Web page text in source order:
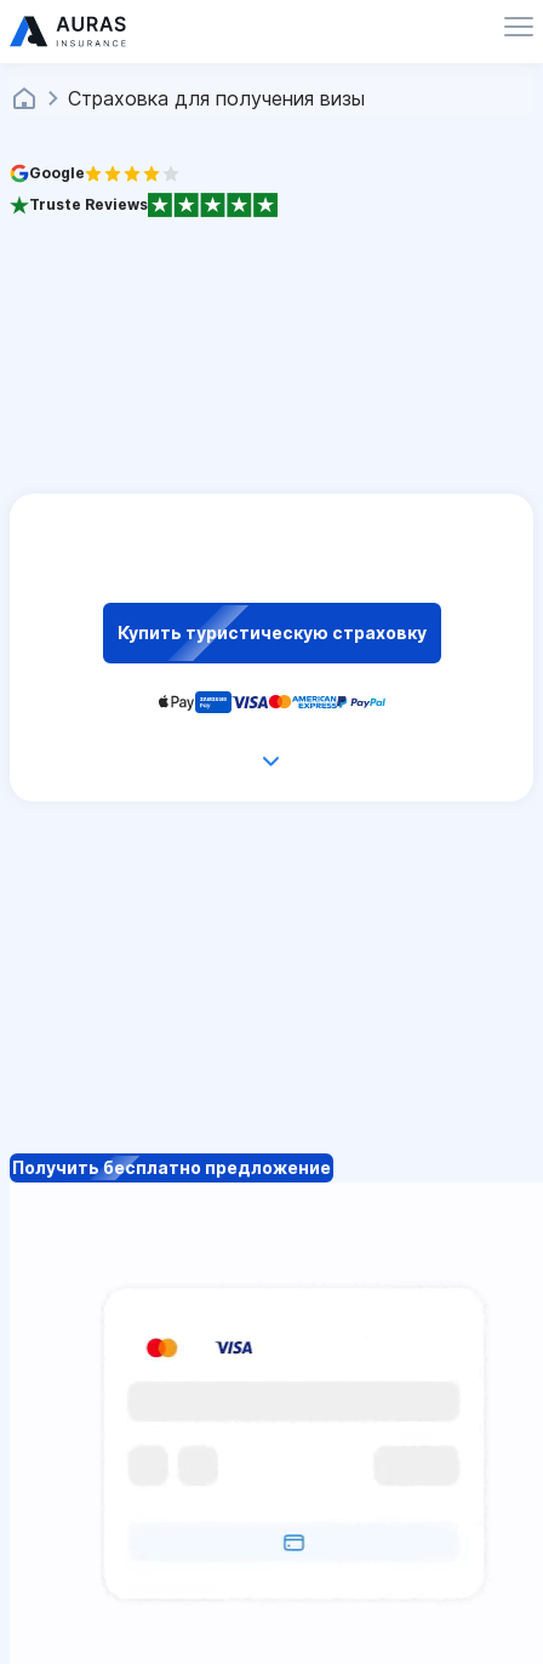
Страховка для получения визы
Google
Truste Reviews
Купить туристическую страховку
Получить бесплатно предложение